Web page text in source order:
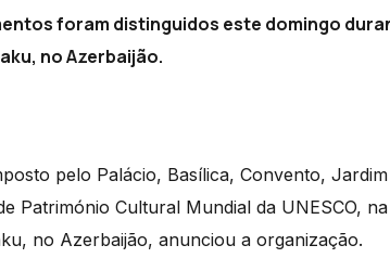
foram distinguidos este domingo
no Azerbaijão.
pelo Palácio, Basílica, Convento,
Património Cultural Mundial da UNESCO,
no Azerbaijão, anunciou a organização.